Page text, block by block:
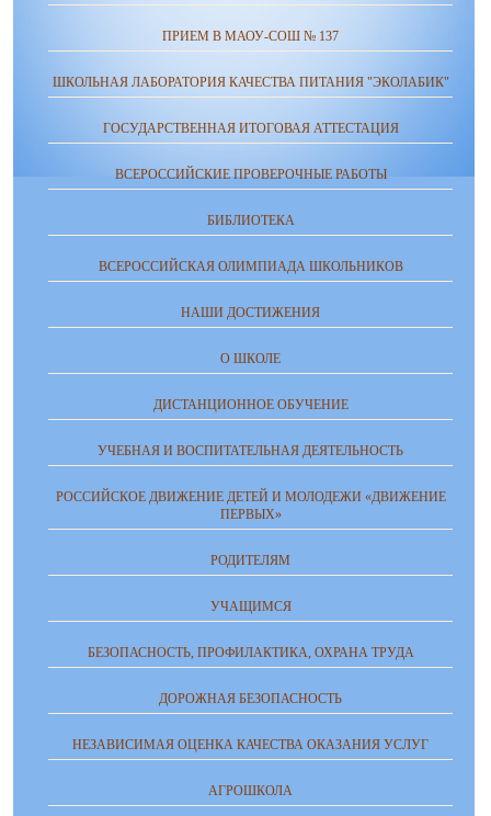
ПРИЕМ В МАОУ-СОШ № 137
ШКОЛЬНАЯ ЛАБОРАТОРИЯ КАЧЕСТВА ПИТАНИЯ "ЭКОЛАБИК"
ГОСУДАРСТВЕННАЯ ИТОГОВАЯ АТТЕСТАЦИЯ
ВСЕРОССИЙСКИЕ ПРОВЕРОЧНЫЕ РАБОТЫ
БИБЛИОТЕКА
ВСЕРОССИЙСКАЯ ОЛИМПИАДА ШКОЛЬНИКОВ
НАШИ ДОСТИЖЕНИЯ
О ШКОЛЕ
ДИСТАНЦИОННОЕ ОБУЧЕНИЕ
УЧЕБНАЯ И ВОСПИТАТЕЛЬНАЯ ДЕЯТЕЛЬНОСТЬ
РОССИЙСКОЕ ДВИЖЕНИЕ ДЕТЕЙ И МОЛОДЕЖИ «ДВИЖЕНИЕ
ПЕРВЫХ»
РОДИТЕЛЯМ
УЧАЩИМСЯ
БЕЗОПАСНОСТЬ, ПРОФИЛАКТИКА, ОХРАНА ТРУДА
ДОРОЖНАЯ БЕЗОПАСНОСТЬ
НЕЗАВИСИМАЯ ОЦЕНКА КАЧЕСТВА ОКАЗАНИЯ УСЛУГ
АГРОШКОЛА